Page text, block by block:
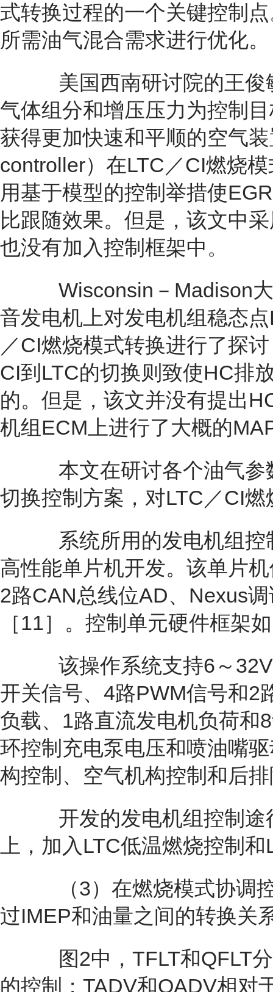
式转换过程的一个关键控制
所需油气混合需求进行优化。
美国西南研讨院的王俊
气体组分和增压压力为控制
获得更加快速和平顺的空气
controller）在LTC／CI燃烧
用基于模型的控制举措使
比跟随效果。但是，该文中
也没有加入控制框架中。
Wisconsin－Madison大
音发电机上对发电机组稳态
／CI燃烧模式转换进行了探
CI到LTC的切换则致使HC排
的。但是，该文并没有提出
机组ECM上进行了大概的
本文在研讨各个油气参
切换控制方案，对LTC／CI
系统所用的发电机组控
高性能单片机开发。该单片
2路CAN总线位AD、Nexus
［11］。控制单元硬件框架
该操作系统支持6～32V
开关信号、4路PWM信号和2
负载、1路直流发电机负荷和
环控制充电泵电压和喷油嘴
构控制、空气机构控制和后
开发的发电机组控制途
上，加入LTC低温燃烧控制
（3）在燃烧模式协调控
过IMEP和油量之间的转换关
图2中，TFLT和QFLT分
的控制；TADV和QADV相对